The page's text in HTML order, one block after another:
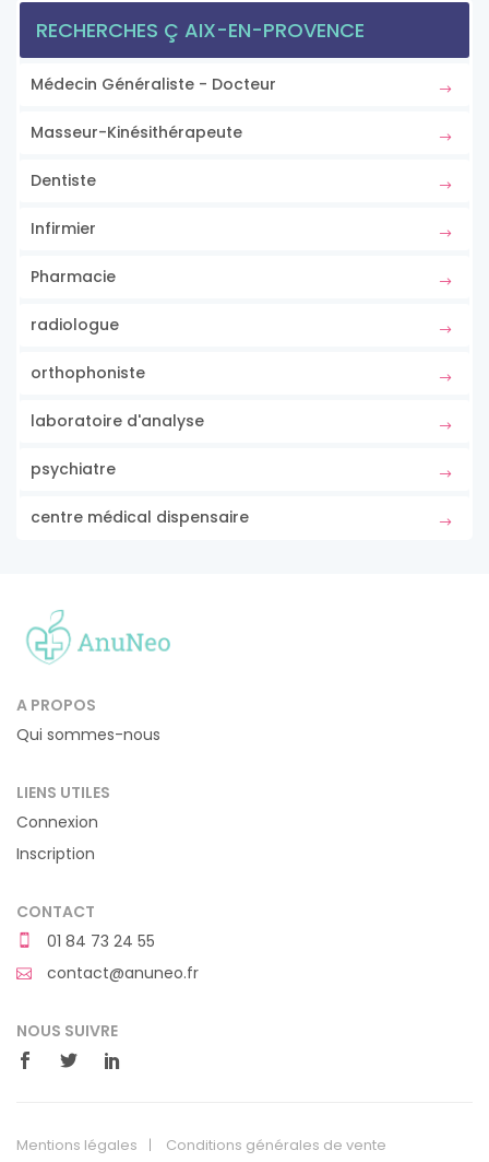
RECHERCHES Ç AIX-EN-PROVENCE
Médecin Généraliste - Docteur
Masseur-Kinésithérapeute
Dentiste
Infirmier
Pharmacie
radiologue
orthophoniste
laboratoire d'analyse
psychiatre
centre médical dispensaire
A PROPOS
Qui sommes-nous
LIENS UTILES
Connexion
Inscription
CONTACT
01 84 73 24 55
contact@anuneo.fr
NOUS SUIVRE
Mentions légales Conditions générales de vente